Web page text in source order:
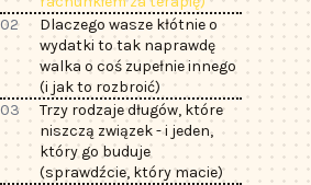
02
Dlaczego wasze kłótnie o
wydatki to tak naprawdę
walka o coś zupełnie innego
(i jak to rozbroić)
03
Trzy rodzaje długów, które
niszczą związek - i jeden,
który go buduje
(sprawdźcie, który macie)